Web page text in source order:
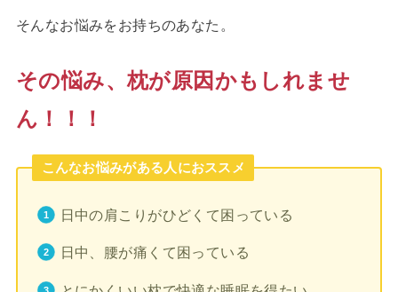
そんなお悩みをお持ちのあなた。
その悩み、枕が原因かもしれませ
ん！！！
こんなお悩みがある人におススメ
日中の肩こりがひどくて困っている
日中、腰が痛くて困っている